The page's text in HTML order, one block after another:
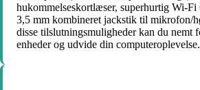
hukommelseskortlæser, superhurtig Wi-
3,5 mm kombineret jackstik til mikrofon/
disse tilslutningsmuligheder kan du nemt
enheder og udvide din computeroplevelse.